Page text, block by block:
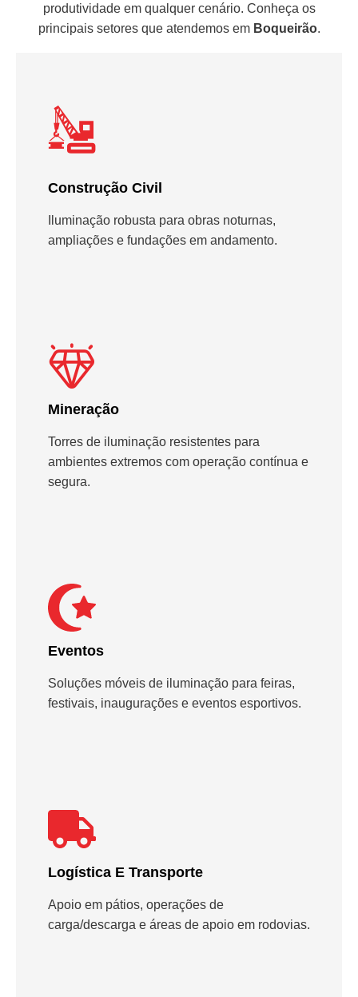
produtividade em qualquer cenário. Conheça os
principais setores que atendemos em Boqueirão.
Construção Civil
Iluminação robusta para obras noturnas,
ampliações e fundações em andamento.
Mineração
Torres de iluminação resistentes para
ambientes extremos com operação contínua e
segura.
Eventos
Soluções móveis de iluminação para feiras,
festivais, inaugurações e eventos esportivos.
Logística E Transporte
Apoio em pátios, operações de
carga/descarga e áreas de apoio em rodovias.